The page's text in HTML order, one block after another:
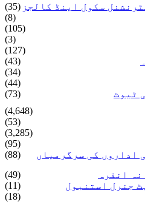
سکول اینڈ کالجز (35)
(8)
(105)
(3)
(127)
(43)
(34)
(44)
ٹیوٹ
(73)
(4,648)
(53)
(3,285)
(95)
اداروں کی سرگرمیاں
(88)
انقرہ
(49)
جنرل استنبول
(11)
(18)